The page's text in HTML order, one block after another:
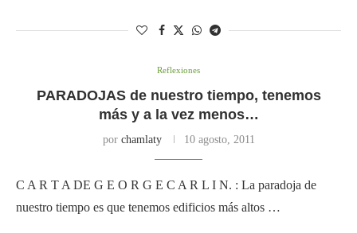
Reflexiones
PARADOJAS de nuestro tiempo, tenemos
más y a la vez menos…
por chamlaty 10 agosto, 2011
C A R T A DE G E O R G E C A R L I N. : La paradoja de
nuestro tiempo es que tenemos edificios más altos …